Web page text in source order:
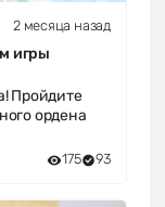
2 месяца назад
игры
Пройдите
ордена
175 93